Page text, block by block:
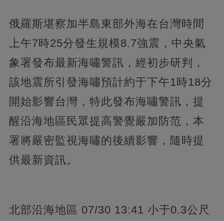
俄羅斯堪察加半島東部外海在台灣時間
上午7時25分發生規模8.7強震，中央氣
象署發布最新海嘯警訊，經初步研判，
該地震所引發海嘯預計約于下午1時18分
開始影響台灣，特此發布海嘯警訊，提
醒沿海地區民眾提高警覺嚴加防范，本
署將嚴密監視海嘯的後續影響，隨時提
供最新資訊。
北部沿海地區 07/30 13:41 小于0.3公尺